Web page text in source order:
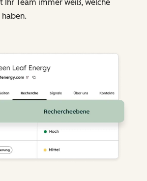
Ihr Team immer weiß, welche